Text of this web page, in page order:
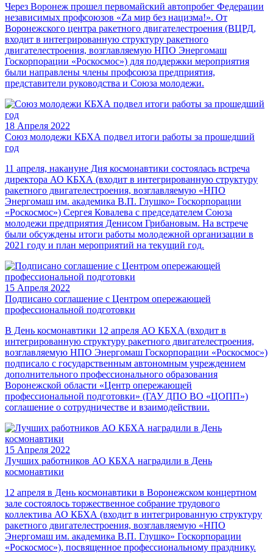
Через Воронеж прошел первомайский автопробег Федерации
независимых профсоюзов «Zа мир без нацизма!». От
Воронежского центра ракетного двигателестроения (ВЦРД,
входит в интегрированную структуру ракетного
двигателестроения, возглавляемую НПО Энергомаш
Госкорпорации «Роскосмос») для поддержки мероприятия
были направлены члены профсоюза предприятия,
представители руководства и Союза молодежи.
18 Апреля 2022
Союз молодежи КБХА подвел итоги работы за прошедший
год
11 апреля, накануне Дня космонавтики состоялась встреча
директора АО КБХА (входит в интегрированную структуру
ракетного двигателестроения, возглавляемую «НПО
Энергомаш им. академика В.П. Глушко» Госкорпорации
«Роскосмос») Сергея Ковалева с председателем Союза
молодежи предприятия Денисом Грибановым. На встрече
были обсуждены итоги работы молодежной организации в
2021 году и план мероприятий на текущий год.
15 Апреля 2022
Подписано соглашение с Центром опережающей
профессиональной подготовки
В День космонавтики 12 апреля АО КБХА (входит в
интегрированную структуру ракетного двигателестроения,
возглавляемую НПО Энергомаш Госкорпорации «Роскосмос»)
подписало с государственным автономным учреждением
дополнительного профессионального образования
Воронежской области «Центр опережающей
профессиональной подготовки» (ГАУ ДПО ВО «ЦОПП»)
соглашение о сотрудничестве и взаимодействии.
15 Апреля 2022
Лучших работников АО КБХА наградили в День
космонавтики
12 апреля в День космонавтики в Воронежском концертном
зале состоялось торжественное собрание трудового
коллектива АО КБХА (входит в интегрированную структуру
ракетного двигателестроения, возглавляемую «НПО
Энергомаш им. академика В.П. Глушко» Госкорпорации
«Роскосмос»), посвященное профессиональному празднику.